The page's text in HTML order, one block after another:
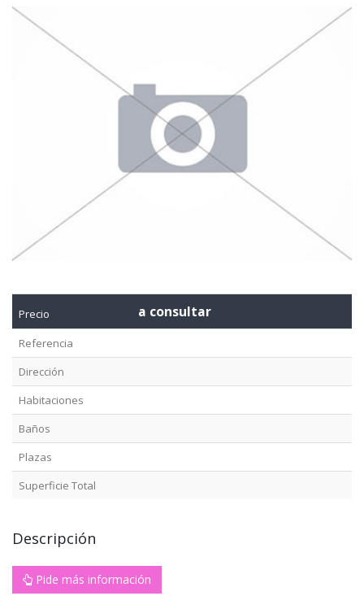
Precio a consultar
Referencia
Dirección
Habitaciones
Baños
Plazas
Superficie Total
Descripción
Pide más información